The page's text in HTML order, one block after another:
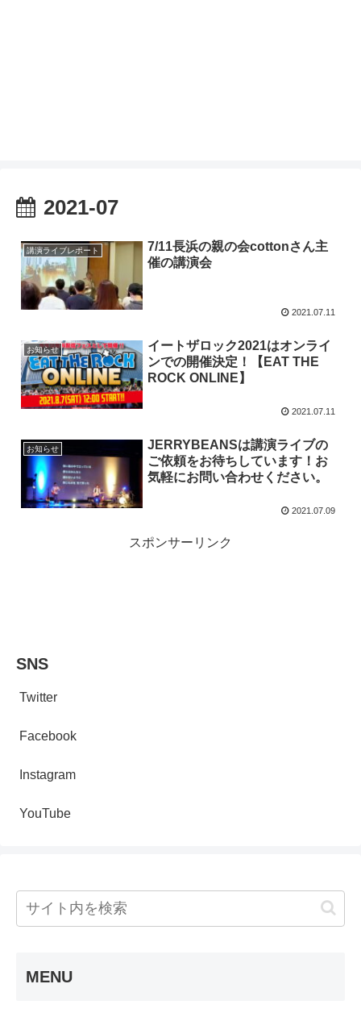
2021-07
講演ライブレポート
7/11長浜の親の会cottonさん主
催の講演会
2021.07.11
お知らせ
イートザロック2021はオンライ
ンでの開催決定！【EAT THE
ROCK ONLINE】
2021.07.11
お知らせ
JERRYBEANSは講演ライブの
ご依頼をお待ちしています！お
気軽にお問い合わせください。
2021.07.09
スポンサーリンク
SNS
Twitter
Facebook
Instagram
YouTube
MENU